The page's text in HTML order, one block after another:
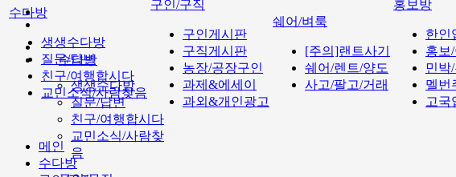
수다방
생생수다방
질문/답변
친구/여행합시다
교민소식/사람찾
음
수다방
생생수다방
질문/답변
친구/여행합시다
교민소식/사람찾음
구인/구직
구인게시판
구직게시판
농장/공장구인
과제&에세이
과외&개인광고
쉐어/벼룩
[주의]랜트사기
쉐어/렌트/양도
사고/팔고/거래
홍보방
한인
홍보
민박/
멜번
고국
메인
수다방